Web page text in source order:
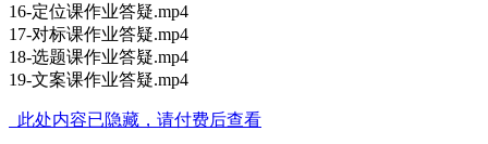
16-定位课作业答疑.mp4
17-对标课作业答疑.mp4
18-选题课作业答疑.mp4
19-文案课作业答疑.mp4
此处内容已隐藏，请付费后查看